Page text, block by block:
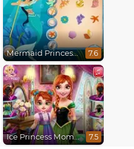
Mermaid Princesses 7.6
Ice Princess Mommy Real Makeover 7.5